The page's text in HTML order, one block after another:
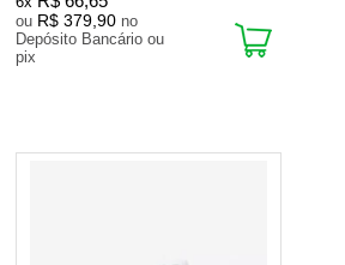
ou R$ 379,90 no
Depósito Bancário ou
pix